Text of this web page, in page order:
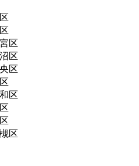
区
区
区
区
区